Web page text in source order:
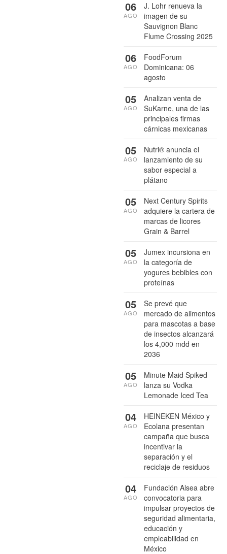
J. Lohr renueva la
imagen de su
Sauvignon Blanc
Flume Crossing 2025
06
AGO
FoodForum
Dominicana: 06
agosto
06
AGO
Analizan venta de
SuKarne, una de las
principales firmas
cárnicas mexicanas
05
AGO
Nutri® anuncia el
lanzamiento de su
sabor especial a
plátano
05
AGO
Next Century Spirits
adquiere la cartera de
marcas de licores
Grain & Barrel
05
AGO
Jumex incursiona en
la categoría de
yogures bebibles con
proteínas
05
AGO
Se prevé que
mercado de alimentos
para mascotas a base
de insectos alcanzará
los 4,000 mdd en
2036
05
AGO
Minute Maid Spiked
lanza su Vodka
Lemonade Iced Tea
05
AGO
HEINEKEN México y
Ecolana presentan
campaña que busca
incentivar la
separación y el
reciclaje de residuos
04
AGO
Fundación Alsea abre
convocatoria para
impulsar proyectos de
seguridad alimentaria,
educación y
empleabilidad en
México
04
AGO